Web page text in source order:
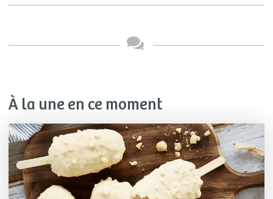
À la une en ce moment